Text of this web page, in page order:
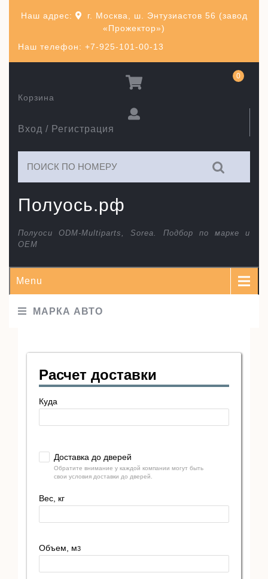
Наш телефон: +7-925-101-00-13
Наш адрес:
г. Москва, ш. Энтузиастов 56 (завод
«Прожектор»)
Полуось.рф
Полуоси ODM-Multiparts, Sorea. Подбор по марке и
ОЕМ
Вход / Регистрация
Корзина
0
Menu
МАРКА АВТО
Расчет доставки
Куда
Доставка до дверей
Обратите внимание у каждой компании могут быть
свои условия доставки до дверей.
Вес, кг
Объем, м3